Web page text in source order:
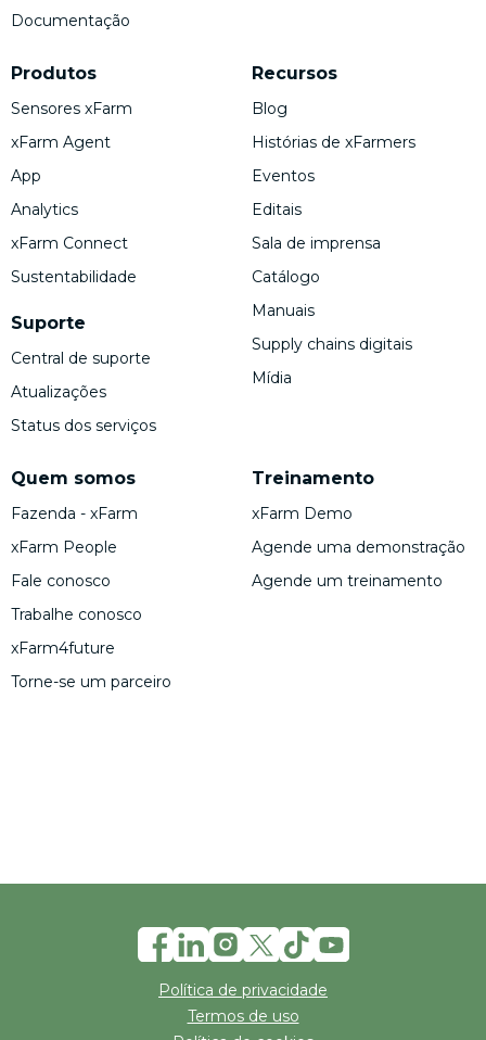
Documentação
Produtos
Sensores xFarm
xFarm Agent
App
Analytics
xFarm Connect
Sustentabilidade
Suporte
Central de suporte
Atualizações
Status dos serviços
Quem somos
Fazenda - xFarm
xFarm People
Fale conosco
Trabalhe conosco
xFarm4future
Torne-se um parceiro
Recursos
Blog
Histórias de xFarmers
Eventos
Editais
Sala de imprensa
Catálogo
Manuais
Supply chains digitais
Mídia
Treinamento
xFarm Demo
Agende uma demonstração
Agende um treinamento
Política de privacidade
Termos de uso